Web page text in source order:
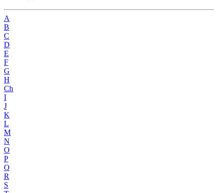
A
B
C
D
E
F
G
H
Ch
I
J
K
L
M
N
O
P
Q
R
S